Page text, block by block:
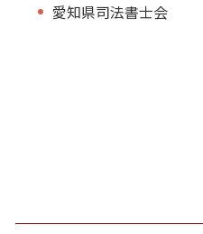
愛知県司法書士会